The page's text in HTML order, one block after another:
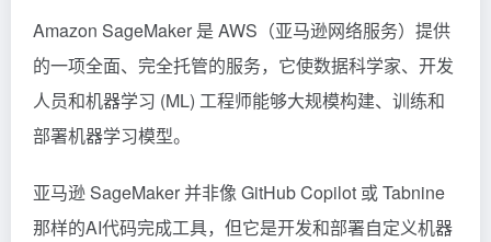
Amazon SageMaker 是 AWS（亚马逊网络服务）提供
的一项全面、完全托管的服务，它使数据科学家、开发
人员和机器学习 (ML) 工程师能够大规模构建、训练和
部署机器学习模型。
亚马逊 SageMaker 并非像 GitHub Copilot 或 Tabnine
那样的AI代码完成工具，但它是开发和部署自定义机器